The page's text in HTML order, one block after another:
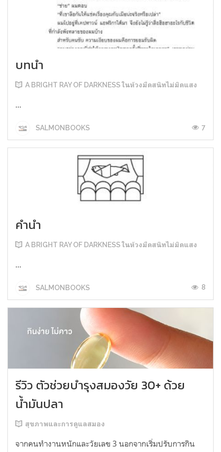
บทนำ
A BRIGHT RAY OF DARKNESS ในห้วงมืดสนิทไม่มิดแสง
...
SALMONBOOKS 7
คำนำ
A BRIGHT RAY OF DARKNESS ในห้วงมืดสนิทไม่มิดแสง
...
SALMONBOOKS 8
รีวิว ตัวช่วยบำรุงสมองวัย 30+ ด้วย
น้ำมันปลา
สุขภาพและการดูแลสมอง
จากคนทำงานหนักและวัยเลข 3 นอกจากเริ่มปรับการกิน